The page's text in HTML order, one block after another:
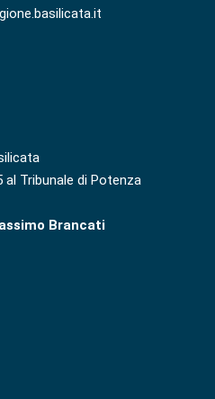
al Tribunale di Potenza
Brancati